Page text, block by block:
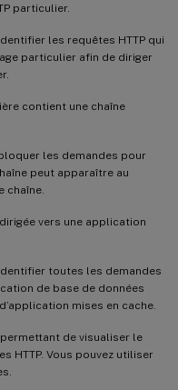
particulier.
les requêtes HTTP qui
particulier afin de diriger
contient une chaîne
les demandes pour
peut apparaître au
chaîne.
vers une application
toutes les demandes
de base de données
mises en cache.
de visualiser le
HTTP. Vous pouvez utiliser